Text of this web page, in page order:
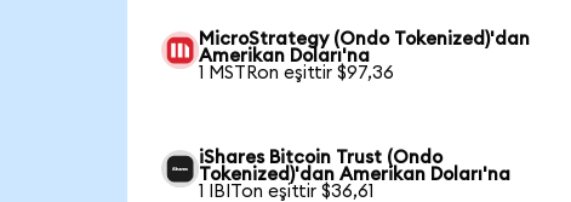
MicroStrategy (Ondo Tokenized)'dan
Amerikan Doları'na
1 MSTRon eşittir $97,36
iShares Bitcoin Trust (Ondo
Tokenized)'dan Amerikan Doları'na
1 IBITon eşittir $36,61